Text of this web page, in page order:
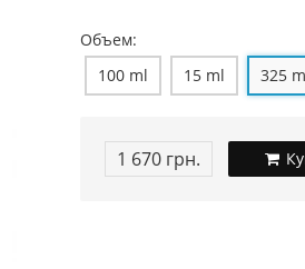
Объем:
100 ml
15 ml 325
1 670 грн.